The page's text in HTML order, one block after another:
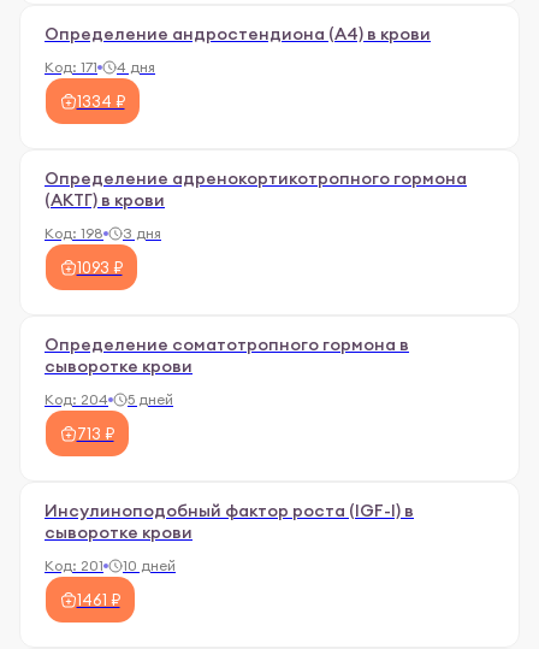
Определение андростендиона (А4) в крови
Код: 171 4 дня
1334 ₽
Определение адренoкортикотропного гормона
(АКТГ) в крови
Код: 198 3 дня
1093 ₽
Определение соматотропного гормона в
сыворотке крови
Код: 204 5 дней
713 ₽
Инсулиноподобный фактор роста (IGF-I) в
сыворотке крови
Код: 201 10 дней
1461 ₽